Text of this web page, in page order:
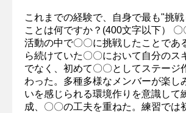
これまでの経験で、自身で最も"挑
ことは何ですか？(400文字以下）
活動の中で〇〇に挑戦したことであ
ら続けていた〇〇において自分のス
でなく、初めて〇〇としてステージ
わった。多種多様なメンバーが楽し
いを感じられる環境作りを意識して
成、〇〇の工夫を重ねた。練習では